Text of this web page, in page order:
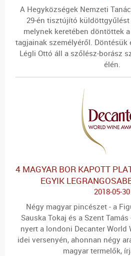
A Hegyközségek Nemzeti
29-én tisztújító
melynek keretében döntöttek
tagjainak személyéről. Döntésük
Légli Ottó áll a szőlész-borász
élén.
4 MAGYAR BOR KAPOTT
EGYIK
2018-05-30
Négy magyar pincészet - a
Sauska Tokaj és a Szent
nyert a londoni Decanter World
idei versenyén, ahonnan négy
magyar termelők,